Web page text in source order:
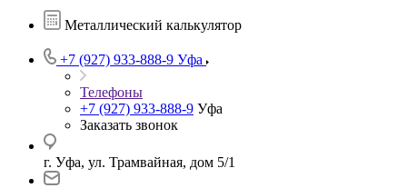
Металлический калькулятор
+7 (927) 933-888-9 Уфа
Телефоны
+7 (927) 933-888-9 Уфа
Заказать звонок
г. Уфа, ул. Трамвайная, дом 5/1